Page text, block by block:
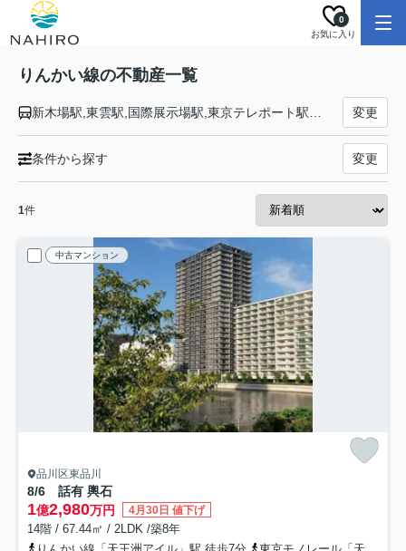
お気に入り
0
りんかい線の不動産一覧
変更
条件から探す 変更
1件
中古マンション
品川区東品川
8/6 話有 輿石
1億2,980万円 4月30日 値下げ
14階 / 67.44㎡ / 2LDK /築8年